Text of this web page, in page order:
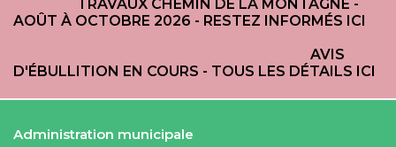
TRAVAUX CHEMIN DE LA MONTAGNE -
AOÛT À OCTOBRE 2026 - RESTEZ INFORMÉS ICI
AVIS
D'ÉBULLITION EN COURS - TOUS LES DÉTAILS ICI
Administration municipale